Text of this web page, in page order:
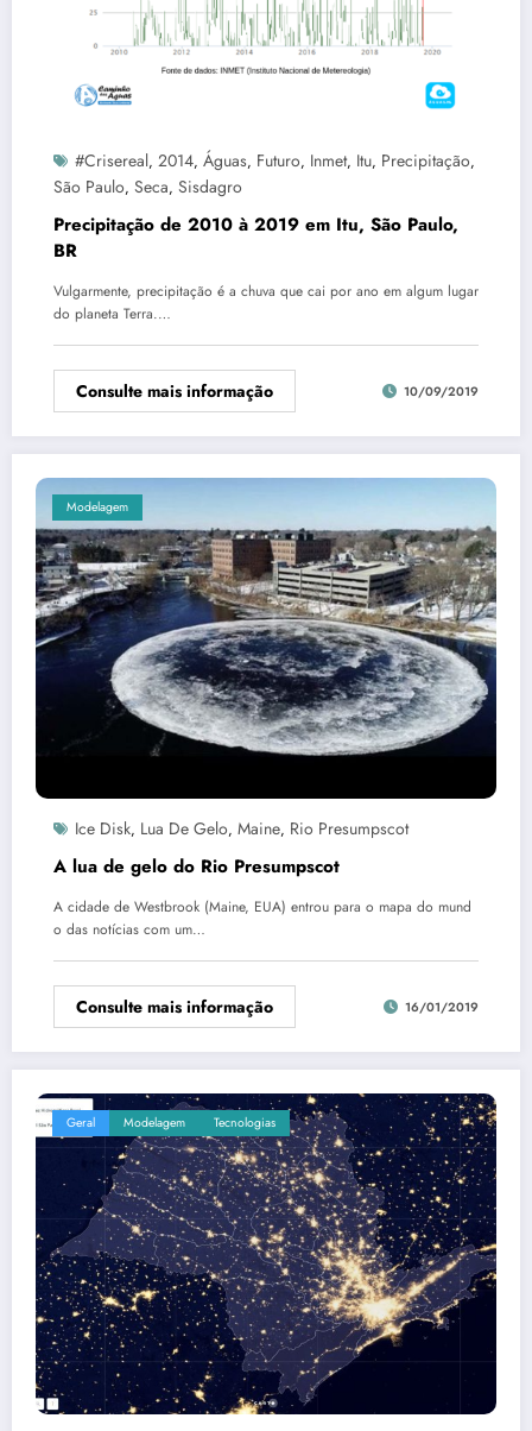
#crisereal, 2014, Águas, Futuro, Inmet, Itu, Precipitação,
São Paulo, Seca, Sisdagro
Precipitação de 2010 à 2019 em Itu, São Paulo,
BR
Vulgarmente, precipitação é a chuva que cai por ano em algum lugar
do planeta Terra.…
Consulte mais informação 10/09/2019
Modelagem
Ice Disk, Lua De Gelo, Maine, Rio Presumpscot
A lua de gelo do Rio Presumpscot
A cidade de Westbrook (Maine, EUA) entrou para o mapa do mund
o das notícias com um…
Consulte mais informação 16/01/2019
Geral Modelagem Tecnologias